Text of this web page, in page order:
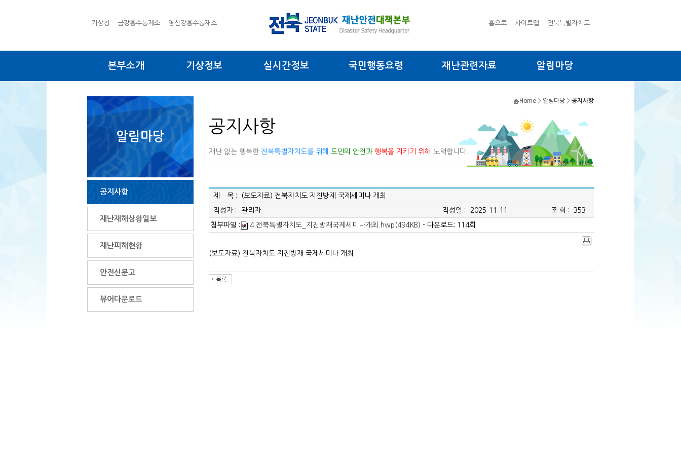
기상청 금강홍수통제소 영산강홍수통재소 홈으로 사이트맵 전북특별자치도
본부소개 기상정보 실시간정보 국민행동요령 재난관련자료 알림마당
알림마당
공지사항
재난재해상황일보
재난피해현황
안전신문고
뷰어다운로드
공지사항
Home > 알림마당 > 공지사항
재난 없는 행복한 전북특별자치도를 위해 도민의 안전과 행복을 지키기 위해 노력합니다.
제 목 : (보도자료) 전북자치도 지진방재 국제세미나 개최
작성자 : 관리자 작성일 : 2025-11-11 조 회 : 353
첨부파일 : 4.전북특별자치도_지진방재국제세미나개최.hwp(494KB) - 다운로드: 114회
(보도자료) 전북자치도 지진방재 국제세미나 개최